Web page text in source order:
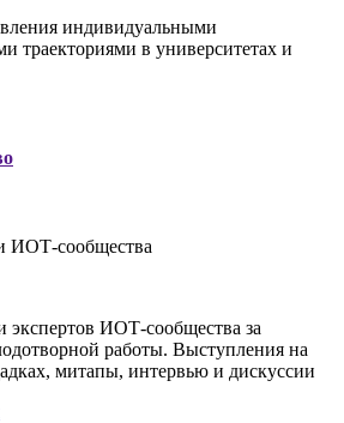
индивидуальными
траекториями в университетах и
ИОТ-сообщества
экспертов ИОТ-сообщества за
работы. Выступления на
митапы, интервью и дискуссии